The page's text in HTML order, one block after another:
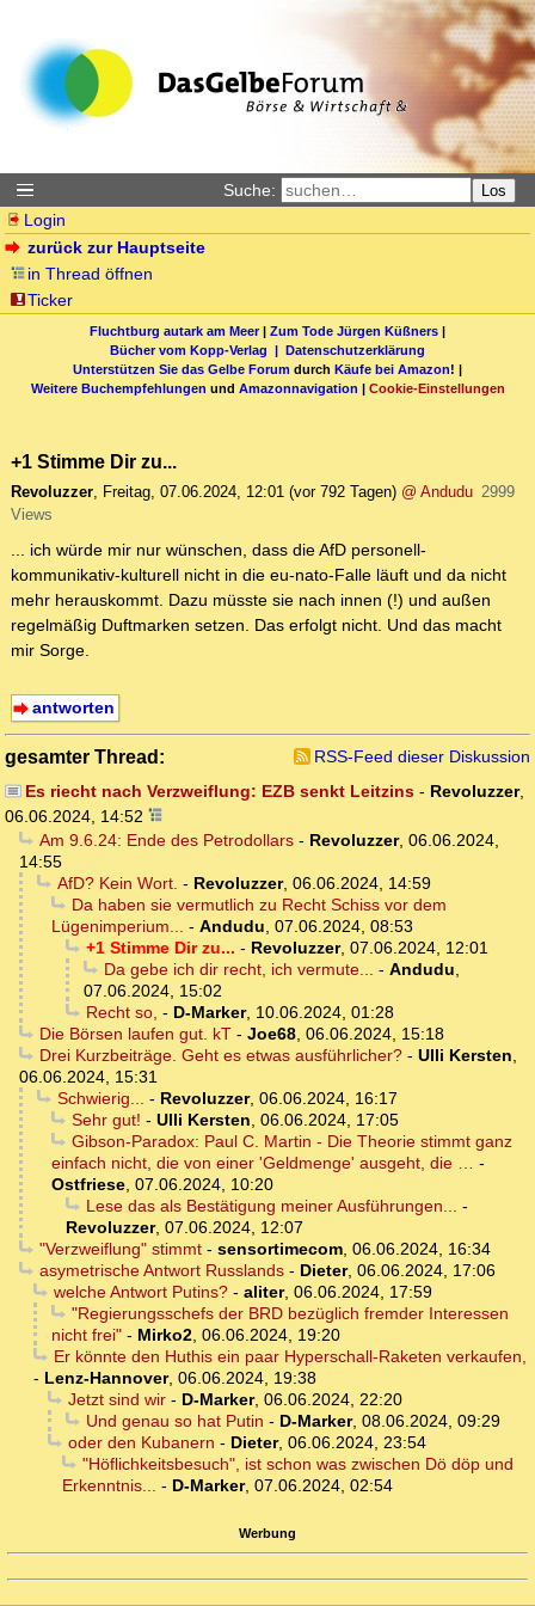
Suche: Los
Login
zurück zur Hauptseite
in Thread öffnen
Ticker
Fluchtburg autark am Meer| Zum Tode Jürgen Küßners |
Bücher vom Kopp-Verlag | Datenschutzerklärung
Unterstützen Sie das Gelbe Forum durch Käufe bei Amazon! |
Weitere Buchempfehlungen und Amazonnavigation | Cookie-Einstellungen
+1 Stimme Dir zu...
Revoluzzer, Freitag, 07.06.2024, 12:01 (vor 792 Tagen) @ Andudu 2999
Views
... ich würde mir nur wünschen, dass die AfD personell-
kommunikativ-kulturell nicht in die eu-nato-Falle läuft und da nicht
mehr herauskommt. Dazu müsste sie nach innen (!) und außen
regelmäßig Duftmarken setzen. Das erfolgt nicht. Und das macht
mir Sorge.
antworten
gesamter Thread:
RSS-Feed dieser Diskussion
Es riecht nach Verzweiflung: EZB senkt Leitzins- Revoluzzer,
06.06.2024, 14:52
Am 9.6.24: Ende des Petrodollars- Revoluzzer, 06.06.2024,
14:55
AfD? Kein Wort. - Revoluzzer, 06.06.2024, 14:59
Da haben sie vermutlich zu Recht Schiss vor dem
Lügenimperium... - Andudu, 07.06.2024, 08:53
+1 Stimme Dir zu... - Revoluzzer, 07.06.2024, 12:01
Da gebe ich dir recht, ich vermute... - Andudu,
07.06.2024, 15:02
Recht so, - D-Marker, 10.06.2024, 01:28
Die Börsen laufen gut. kT- Joe68, 06.06.2024, 15:18
Drei Kurzbeiträge. Geht es etwas ausführlicher?- Ulli Kersten,
06.06.2024, 15:31
Schwierig... - Revoluzzer, 06.06.2024, 16:17
Sehr gut! - Ulli Kersten, 06.06.2024, 17:05
Gibson-Paradox: Paul C. Martin - Die Theorie stimmt ganz
einfach nicht, die von einer 'Geldmenge' ausgeht, die … -
Ostfriese, 07.06.2024, 10:20
Lese das als Bestätigung meiner Ausführungen... -
Revoluzzer, 07.06.2024, 12:07
"Verzweiflung" stimmt- sensortimecom, 06.06.2024, 16:34
asymetrische Antwort Russlands- Dieter, 06.06.2024, 17:06
welche Antwort Putins?- aliter, 06.06.2024, 17:59
"Regierungsschefs der BRD bezüglich fremder Interessen
nicht frei" - Mirko2, 06.06.2024, 19:20
Er könnte den Huthis ein paar Hyperschall-Raketen verkaufen,
- Lenz-Hannover, 06.06.2024, 19:38
Jetzt sind wir- D-Marker, 06.06.2024, 22:20
Und genau so hat Putin - D-Marker, 08.06.2024, 09:29
oder den Kubanern - Dieter, 06.06.2024, 23:54
"Höflichkeitsbesuch", ist schon was zwischen Dö döp und
Erkenntnis... - D-Marker, 07.06.2024, 02:54
Werbung